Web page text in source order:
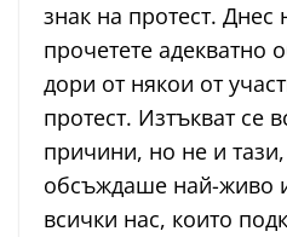
знак на протест. Днес
прочетете адекватно
дори от някои от
протест. Изтъкват се
причини, но не и
обсъждаше най-живо
всички нас, които